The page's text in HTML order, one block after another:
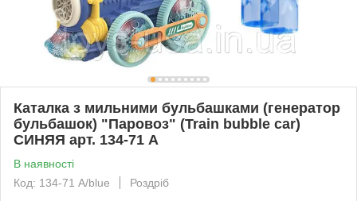
Каталка з мильними бульбашками (генератор
бульбашок) "Паровоз" (Train bubble car)
СИНЯЯ арт. 134-71 A
В наявності
Код: 134-71 A/blue
Роздріб